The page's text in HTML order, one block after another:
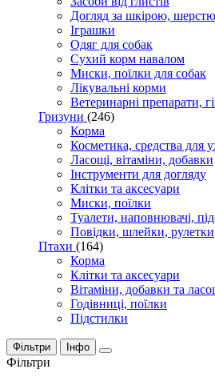
Догляд за шкірою,
Іграшки
Одяг для собак
Сухий корм навалом
Миски, поїлки для собак
Лікувальні корми
Ветеринарні препарати,
Гризуни (246)
Корма
Косметика, средства для
Ласощі, вітаміни, добавки
Інструменти для догляду
Клітки та аксесуари
Миски, поїлки
Туалети, наповнювачі,
Повідки, шлейки, рулетки
Птахи (164)
Корма
Клітки та аксесуари
Вітаміни, добавки та
Годівниці, поїлки
Підстилки
Фільтри Інфо
Фільтри